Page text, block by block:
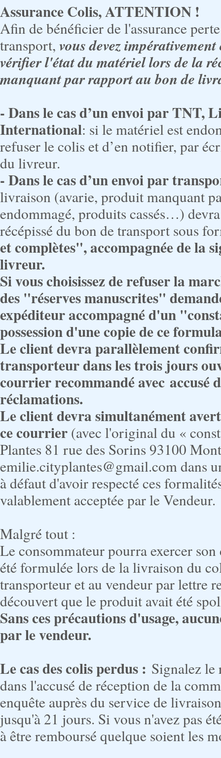
Assurance Colis, ATTENTION !
Afin de bénéficier de l'assurance
transport, vous devez
vérifier l'état du matériel lors de la
manquant par rapport au bon de
- Dans le cas d’un envoi par TNT,
International: si le matériel est
refuser le colis et d’en notifier, par
du livreur.
- Dans le cas d’un envoi par
livraison (avarie, produit manquant
endommagé, produits cassés…)
récépissé du bon de transport sous
et complètes", accompagnée de la
livreur.
Si vous choisissez de refuser la
des "réserves manuscrites"
expéditeur accompagné d'un
possession d'une copie de ce
Le client devra parallèlement
transporteur dans les trois jours
courrier recommandé avec accusé
réclamations.
Le client devra simultanément
ce courrier (avec l'original du «
Plantes 81 rue des Sorins 93100
emilie.cityplantes@gmail.com dans
à défaut d'avoir respecté ces
valablement acceptée par le Vendeur.
Malgré tout :
Le consommateur pourra exercer
été formulée lors de la livraison du
transporteur et au vendeur par lettre
découvert que le produit avait été
Sans ces précautions d'usage,
par le vendeur.
Le cas des colis perdus : Signalez le
dans l'accusé de réception de la
enquête auprès du service de
jusqu'à 21 jours. Si vous n'avez pas
à être remboursé quelque soient les